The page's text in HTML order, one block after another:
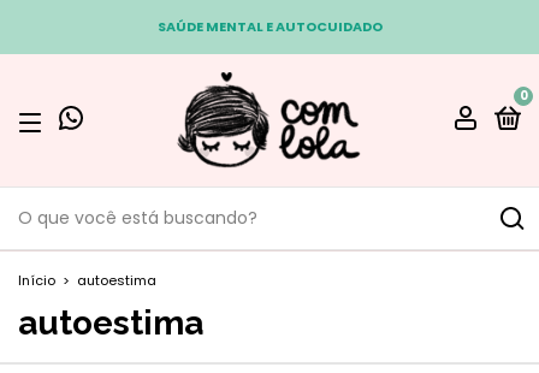
SAÚDE MENTAL E AUTOCUIDADO
0
Início > autoestima
autoestima